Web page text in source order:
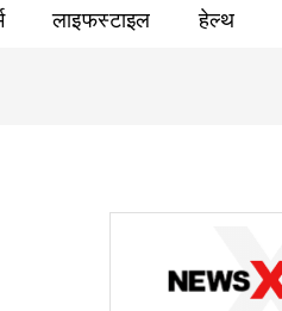
लाइफस्टाइल हेल्थ